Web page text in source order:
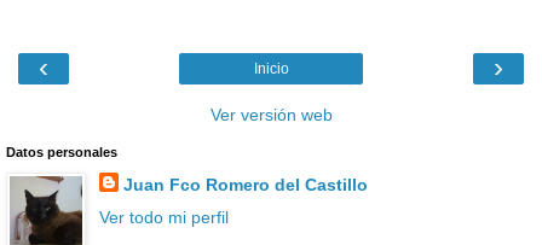
‹ ›
Inicio
Ver versión web
Datos personales
Juan Fco Romero del Castillo
Ver todo mi perfil